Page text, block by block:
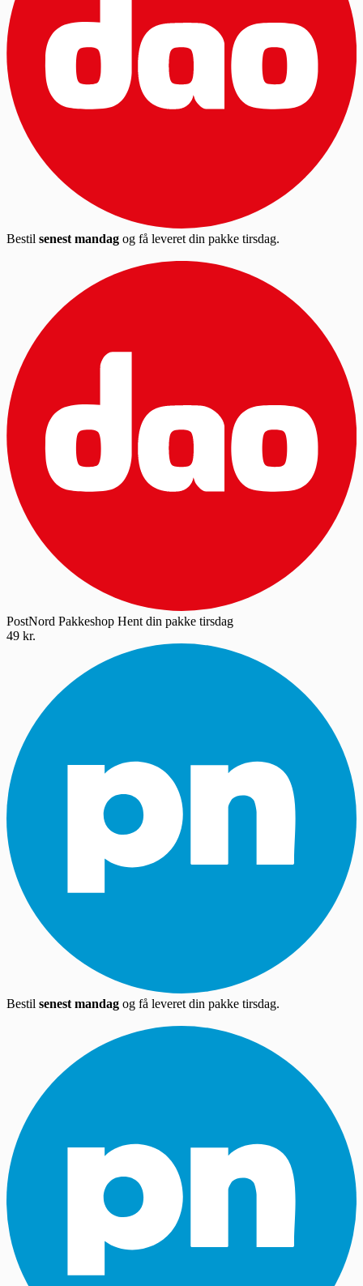
Bestil senest mandag og få leveret din pakke tirsdag.
PostNord Pakkeshop Hent din pakke tirsdag
49 kr.
Bestil senest mandag og få leveret din pakke tirsdag.